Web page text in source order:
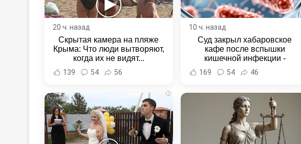
20 ч. назад
Скрытая камера на пляже
Крыма: Что люди вытворяют,
когда их не видят...
139 54 56
10 ч. назад
Суд закрыл хабаровское
кафе после вспышки
кишечной инфекции -
Новости Хабаровска и
Хабаровского края
169 54 46
i